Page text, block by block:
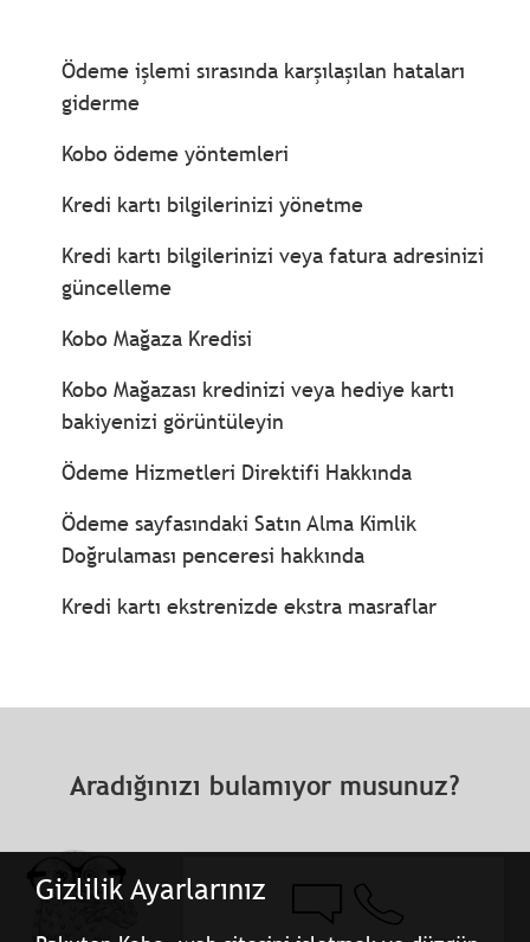
Gizlilik Ayarlarınız
Ödeme işlemi sırasında karşılaşılan hataları
giderme
Kobo ödeme yöntemleri
Kredi kartı bilgilerinizi yönetme
Kredi kartı bilgilerinizi veya fatura adresinizi
güncelleme
Kobo Mağaza Kredisi
Kobo Mağazası kredinizi veya hediye kartı
bakiyenizi görüntüleyin
Ödeme Hizmetleri Direktifi Hakkında
Ödeme sayfasındaki Satın Alma Kimlik
Doğrulaması penceresi hakkında
Kredi kartı ekstrenizde ekstra masraflar
Aradığınızı bulamıyor musunuz?